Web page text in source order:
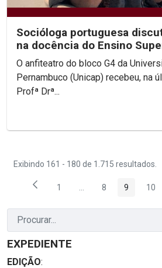
Socióloga portuguesa
na docência do Ensino
O anfiteatro do bloco G4 da
Pernambuco (Unicap) recebeu, na
Profª Drª...
Exibindo 161 - 180 de 1.715 resultados.
Página
1 PáginasPágina
8 Página
9 10
EXPEDIENTE
EDIÇÃO: